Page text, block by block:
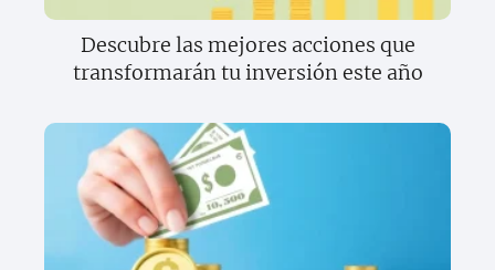
Descubre las mejores acciones que
transformarán tu inversión este año